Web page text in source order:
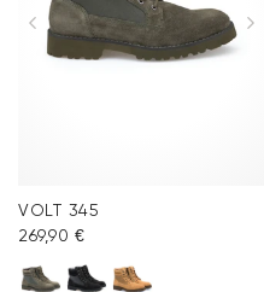
VOLT 345
269,90 €